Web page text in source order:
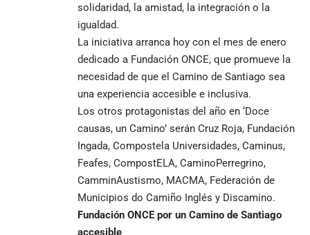
solidaridad, la amistad, la integración o la
igualdad.
La iniciativa arranca hoy con el mes de enero
dedicado a Fundación ONCE, que promueve la
necesidad de que el Camino de Santiago sea
una experiencia accesible e inclusiva.
Los otros protagonistas del año en ‘Doce
causas, un Camino’ serán Cruz Roja, Fundación
Ingada, Compostela Universidades, Caminus,
Feafes, CompostELA, CaminoPerregrino,
CamminAustismo, MACMA, Federación de
Municipios do Camiño Inglés y Discamino.
Fundación ONCE por un Camino de Santiago
accesible